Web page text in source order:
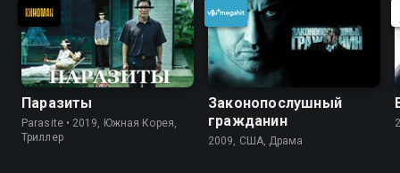
Паразиты
Parasite • 2019, Южная Корея,
Триллер
Законопослушный
гражданин
2009, США, Драма